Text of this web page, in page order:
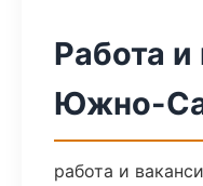
Работа и
Южно-
работа и